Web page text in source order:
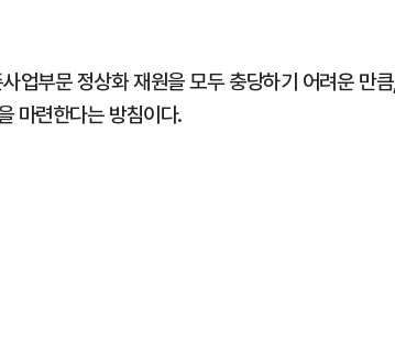
업부문 정상화 재원을 모두 충당하기 어려운 만
마련한다는 방침이다.